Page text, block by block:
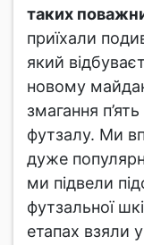
таких
приїхали
який
новому
змагання
футзалу. Ми
дуже
ми підвели
футзальної
етапах взяли